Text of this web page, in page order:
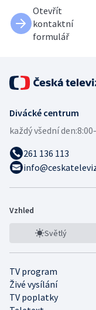
Otevřít
kontaktní
formulář
Divácké centrum
každý všední den:
261 136 113
Vzhled
Světlý
TV program
Živé vysílání
TV poplatky